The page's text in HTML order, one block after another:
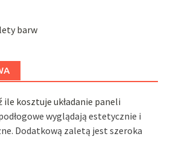
barw
ile kosztuje układanie paneli
wyglądają estetycznie i
Dodatkową zaletą jest szeroka